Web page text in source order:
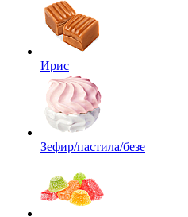
Ирис
Зефир/пастила/безе